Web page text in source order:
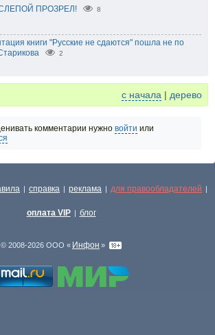
ПРОЗРЕЛ! 8
книги "Русские не сдаются" пошла не по
2
с начала | дерево
комментарии нужно войти или
| справка | реклама | для правообладателей |
оплата VIP | блог
© 2008-2026 ООО « Инфон »